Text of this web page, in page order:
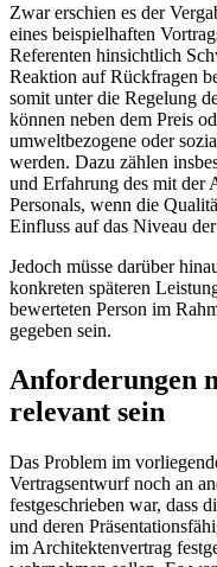
Zwar erschien es der
eines beispielhaften
Referenten hinsichtlich
Reaktion auf Rückfragen
somit unter die Regelung
können neben dem Preis
umweltbezogene oder
werden. Dazu zählen
und Erfahrung des mit der
Personals, wenn die
Einfluss auf das Niveau
Jedoch müsse darüber
konkreten späteren
bewerteten Person im
gegeben sein.
Anforderungen
relevant sein
Das Problem im
Vertragsentwurf noch an
festgeschrieben war, dass
und deren
im Architektenvertrag